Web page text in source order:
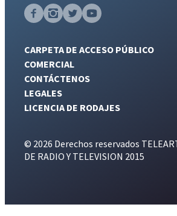
CARPETA DE ACCESO PÚBLICO
COMERCIAL
CONTÁCTENOS
LEGALES
LICENCIA DE RODAJES
© 2026 Derechos reservados
DE RADIO Y TELEVISION 2015